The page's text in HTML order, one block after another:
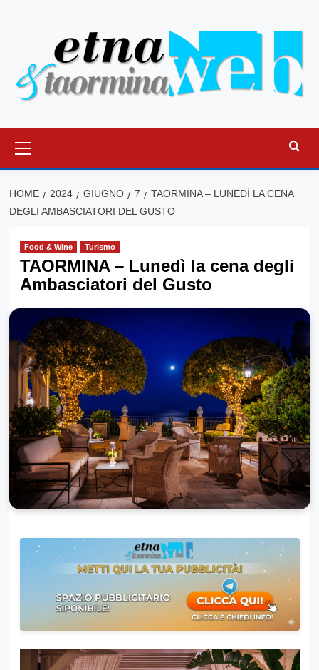
principale
HOME 2024 GIUGNO 7
TAORMINA – LUNEDÌ LA CENA
DEGLI AMBASCIATORI DEL GUSTO
Food & Wine Turismo
TAORMINA – Lunedì la cena degli
Ambasciatori del Gusto